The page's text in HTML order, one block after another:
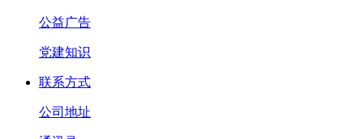
公益广告
党建知识
联系方式
公司地址